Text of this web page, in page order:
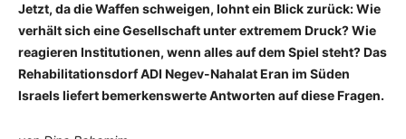
Jetzt, da die Waffen schweigen, lohnt ein Blick zurück: Wie
verhält sich eine Gesellschaft unter extremem Druck? Wie
reagieren Institutionen, wenn alles auf dem Spiel steht? Das
Rehabilitationsdorf ADI Negev-Nahalat Eran im Süden
Israels liefert bemerkenswerte Antworten auf diese Fragen.